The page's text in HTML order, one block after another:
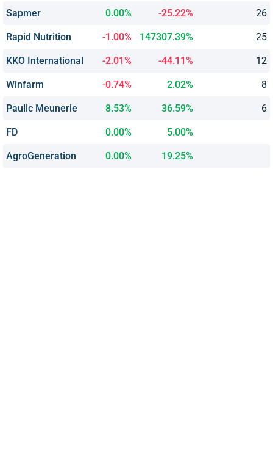
Sapmer 0.00% -25.22% 26
Rapid Nutrition -1.00% 147307.39% 25
KKO International -2.01% -44.11% 12
Winfarm -0.74% 2.02% 8
Paulic Meunerie 8.53% 36.59% 6
FD 0.00% 5.00%
AgroGeneration 0.00% 19.25%